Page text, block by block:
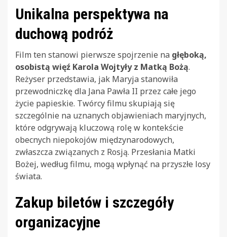
Unikalna perspektywa na
duchową podróż
Film ten stanowi pierwsze spojrzenie na głęboką,
osobistą więź Karola Wojtyły z Matką Bożą.
Reżyser przedstawia, jak Maryja stanowiła
przewodniczkę dla Jana Pawła II przez całe jego
życie papieskie. Twórcy filmu skupiają się
szczególnie na uznanych objawieniach maryjnych,
które odgrywają kluczową rolę w kontekście
obecnych niepokojów międzynarodowych,
zwłaszcza związanych z Rosją. Przesłania Matki
Bożej, według filmu, mogą wpłynąć na przyszłe losy
świata.
Zakup biletów i szczegóły
organizacyjne